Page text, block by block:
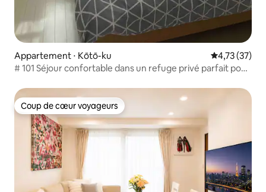
Appartement ⋅ Kōtō-ku Évaluation
4,73 (37)
# 101 Séjour confortable dans un refuge privé parfait pour
l'Université Sophia et de l'Université Meiji
Coup de cœur voyageurs
Coup de cœur voyageurs